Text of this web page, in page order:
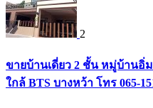
2
ขายบ้านเดี่ยว 2 ชั้น หมู่บ้าน
ใกล้ BTS บางหว้า โทร 065-